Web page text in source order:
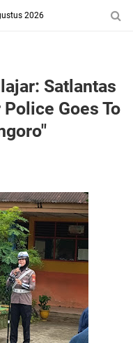
2026
Satlantas
Goes To